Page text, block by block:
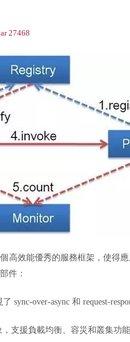
27468
高效能優秀的服務框架，使得
件：
sync-over-async 和 request-
支援負載均衡、容災和叢集功能